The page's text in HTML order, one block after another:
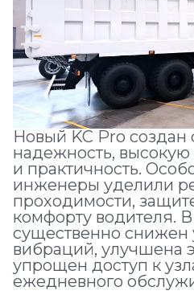
Новый KC Pro создан
надежность,
и практичность.
инженеры уделили
проходимости,
комфорту водителя.
существенно снижен
вибраций, улучшена
упрощен доступ к
ежедневного